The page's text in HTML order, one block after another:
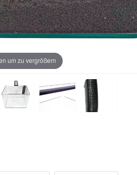
um zu vergrößern